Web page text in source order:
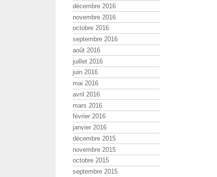
décembre 2016
novembre 2016
octobre 2016
septembre 2016
août 2016
juillet 2016
juin 2016
mai 2016
avril 2016
mars 2016
février 2016
janvier 2016
décembre 2015
novembre 2015
octobre 2015
septembre 2015